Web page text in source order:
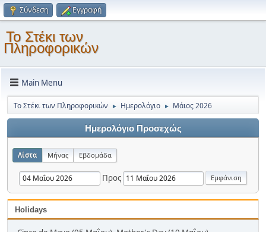
Σύνδεση Εγγραφή
Το Στέκι των
Πληροφορικών
Main Menu
Το Στέκι των Πληροφορικών ► Ημερολόγιο ► Μάιος 2026
Ημερολόγιο Προσεχώς
Λίστα Μήνας Εβδομάδα
Προς
Holidays